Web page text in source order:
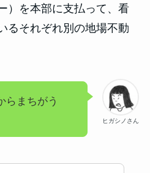
）を本部に支払って、看
るそれぞれ別の地場不動
ヒガシノさん
らまちがう